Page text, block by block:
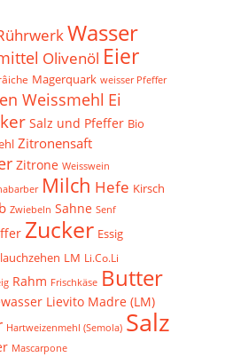
Wasser
Olivenöl Eier
Magerquark weisser Pfeffer
Weissmehl Ei
Salz und Pfeffer Bio
Zitronensaft
Zitrone Weisswein
Milch Hefe Kirsch
Zwiebeln Sahne Senf
Zucker Essig
LM Li.Co.Li
Rahm Frischkäse Butter
Lievito Madre (LM)
Hartweizenmehl (Semola) Salz
Mascarpone